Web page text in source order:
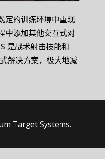
定的训练环境中重现
中添加其他交互式对
是战术射击技能和
解决方案，极大地减
Target Systems.